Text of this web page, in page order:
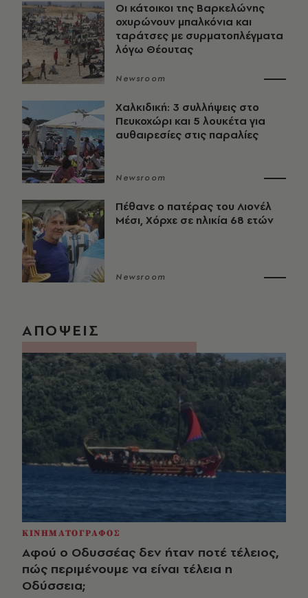
Οι κάτοικοι της Βαρκελώνης
οχυρώνουν μπαλκόνια και
ταράτσες με συρματοπλέγματα
λόγω Θέουτας
Newsroom
Χαλκιδική: 3 συλλήψεις στο
Πευκοχώρι και 5 λουκέτα για
αυθαιρεσίες στις παραλίες
Newsroom
Πέθανε ο πατέρας του Λιονέλ
Μέσι, Χόρχε σε ηλικία 68 ετών
Newsroom
ΑΠΟΨΕΙΣ
ΚΙΝΗΜΑΤΟΓΡΑΦΟΣ
Αφού ο Οδυσσέας δεν ήταν ποτέ τέλειος,
πώς περιμένουμε να είναι τέλεια η
Οδύσσεια;